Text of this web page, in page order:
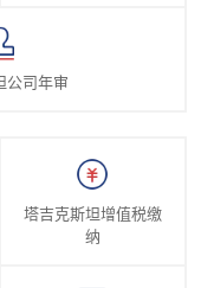
公司年审
塔吉克斯坦增值税缴
纳